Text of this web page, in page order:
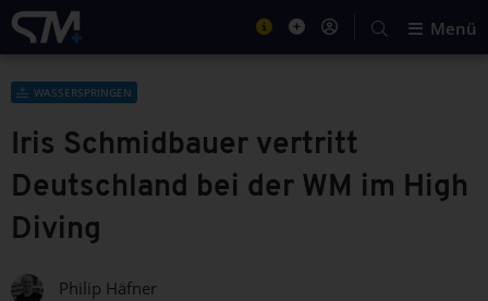
Menü
WASSERSPRINGEN
Iris Schmidbauer vertritt
Deutschland bei der WM im High
Diving
Philip Häfner